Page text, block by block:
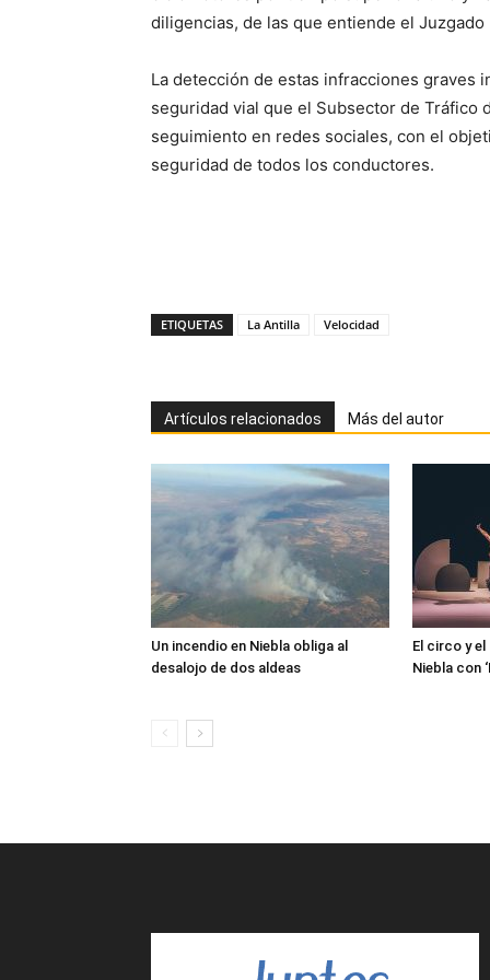
diligencias, de las que entiende el Juzgado
La detección de estas infracciones graves
seguridad vial que el Subsector de Tráfico
seguimiento en redes sociales, con el
seguridad de todos los conductores.
ETIQUETAS La Antilla Velocidad
Artículos relacionados Más del autor
Un incendio en Niebla obliga al
desalojo de dos aldeas
El circo y
Niebla con